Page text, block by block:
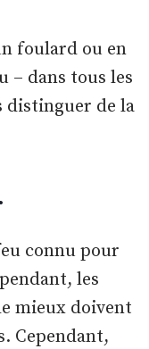
foulard ou en
– dans tous les
distinguer de la
connu pour
les
mieux doivent
Cependant,